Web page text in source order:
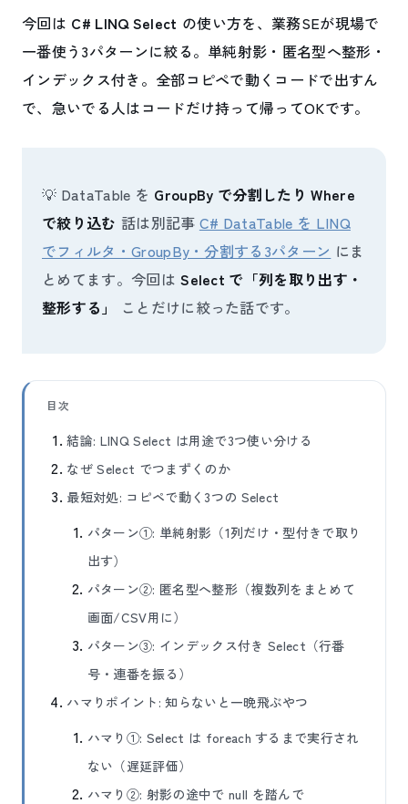
今回は C# LINQ Select の使い方を、業務SEが現場で
一番使う3パターンに絞る。単純射影・匿名型へ整形・
インデックス付き。全部コピペで動くコードで出すん
で、急いでる人はコードだけ持って帰ってOKです。
💡 DataTable を GroupBy で分割したり Where
で絞り込む 話は別記事 C# DataTable を LINQ
でフィルタ・GroupBy・分割する3パターン にま
とめてます。今回は Select で「列を取り出す・
整形する」
ことだけに絞った話です。
目次
結論: LINQ Select は用途で3つ使い分ける
なぜ Select でつまずくのか
最短対処: コピペで動く3つの Select
パターン①: 単純射影（1列だけ・型付きで取り
出す）
パターン②: 匿名型へ整形（複数列をまとめて
画面/CSV用に）
パターン③: インデックス付き Select（行番
号・連番を振る）
ハマりポイント: 知らないと一晩飛ぶやつ
ハマり①: Select は foreach するまで実行され
ない（遅延評価）
ハマり②: 射影の途中で null を踏んで